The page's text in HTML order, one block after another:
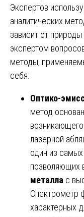
Экспертов
аналитических
зависит от
экспертом
методы,
себя:
Оптико-
метод
лазерной
один из
позволяющих
металла с
Спектрометр
характерных